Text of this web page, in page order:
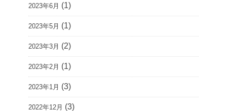
2023年6月 (1)
2023年5月 (1)
2023年3月 (2)
2023年2月 (1)
2023年1月 (3)
2022年12月 (3)